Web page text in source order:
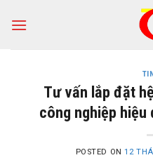
Tư vấn lắp đặt
công nghiệp hiệu
POSTED ON12